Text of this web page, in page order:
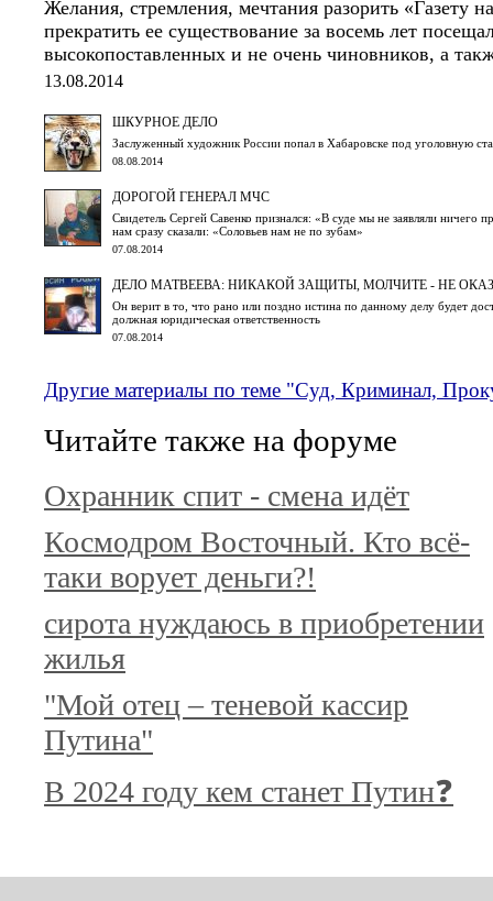
Желания, стремления, мечтания разорить «Газету
прекратить ее существование за восемь лет
высокопоставленных и не очень чиновников, а
13.08.2014
ШКУРНОЕ ДЕЛО
Заслуженный художник России попал в Хабаровске под уголовную
08.08.2014
ДОРОГОЙ ГЕНЕРАЛ МЧС
Свидетель Сергей Савенко признался: «В суде мы не заявляли ничего
нам сразу сказали: «Соловьев нам не по зубам»
07.08.2014
ДЕЛО МАТВЕЕВА: НИКАКОЙ ЗАЩИТЫ, МОЛЧИТЕ - НЕ
Он верит в то, что рано или поздно истина по данному делу будет
должная юридическая ответственность
07.08.2014
Другие материалы по теме "Суд, Криминал,
Читайте также на форуме
Охранник спит - смена идёт
Космодром Восточный. Кто всё-
таки ворует деньги?!
сирота нуждаюсь в приобретении
жилья
"Мой отец – теневой кассир
Путина"
В 2024 году кем станет Путин❓